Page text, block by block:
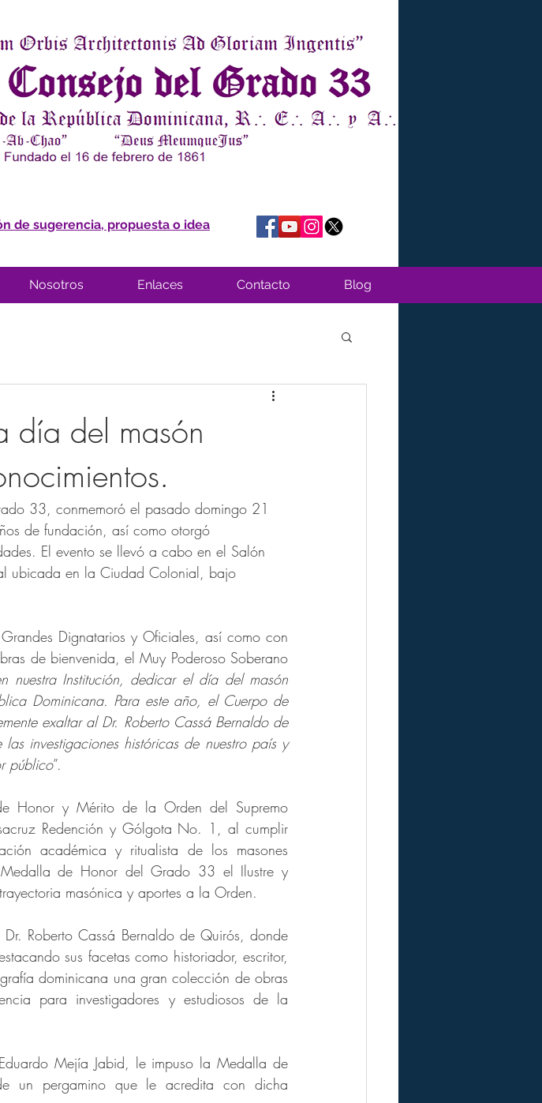
de sugerencia, propuesta o idea
Nosotros Enlaces Contacto Blog
día del masón
33, conmemoró el pasado domingo 21
de fundación, así como otorgó
El evento se llevó a cabo en el Salón
ubicada en la Ciudad Colonial, bajo
Dignatarios y Oficiales, así como con
de bienvenida, el Muy Poderoso Soberano
nuestra Institución, dedicar el día del masón
Dominicana. Para este año, el Cuerpo de
exaltar al Dr. Roberto Cassá Bernaldo de
investigaciones históricas de nuestro país y
público”.
Honor y Mérito de la Orden del Supremo
Redención y Gólgota No. 1, al cumplir
académica y ritualista de los masones
de Honor del Grado 33 el Ilustre y
masónica y aportes a la Orden.
Roberto Cassá Bernaldo de Quirós, donde
sus facetas como historiador, escritor,
dominicana una gran colección de obras
para investigadores y estudiosos de la
Mejía Jabid, le impuso la Medalla de
un pergamino que le acredita con dicha